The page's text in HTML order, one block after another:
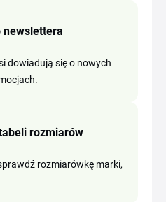
newslettera
dowiadują się o nowych
rozmiarów
rozmiarówkę marki,